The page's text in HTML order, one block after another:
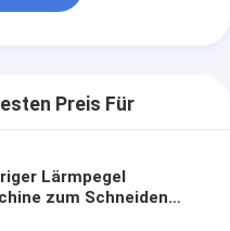
Preis Für
Lärmpegel
zum Schneiden